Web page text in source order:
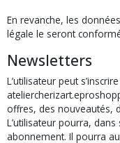
En revanche, les
légale le seront
Newsletters
L’utilisateur peut
offres, des nouveautés,
L’utilisateur pourra,
abonnement. Il pourra